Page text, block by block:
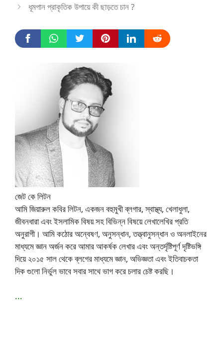
ধূমপান প্রাকৃতিক উপায়ে কী ছাড়তে চান ?
জেট কে লিটন
আমি জিয়ারুল কবির লিটন, একজন বহুমুখী ব্লগার, স্বাস্থ্য, খেলাধুলা,
জীবনধারা এবং ইসলামিক বিষয় সহ বিভিন্ন বিষয়ে লেখালেখির প্রতি
অনুরাগী। আমি কঠোর অন্বেষণ, অনুসন্ধান, তত্ত্বানুসন্ধান ও অনলাইনের
মাধ্যমে জ্ঞান অর্জন করে আমার আকর্ষক লেখার এবং অন্তর্দৃষ্টিপূর্ণ দৃষ্টিভঙ্গি
দিয়ে ২০১৫ সাল থেকে ব্লগের মাধ্যমে জ্ঞান, অভিজ্ঞতা এবং ইতিবাচকতা
দিক গুলো নির্ভুল ভাবে সবার সাথে ভাগ করে চলার চেষ্ট করছি।
...